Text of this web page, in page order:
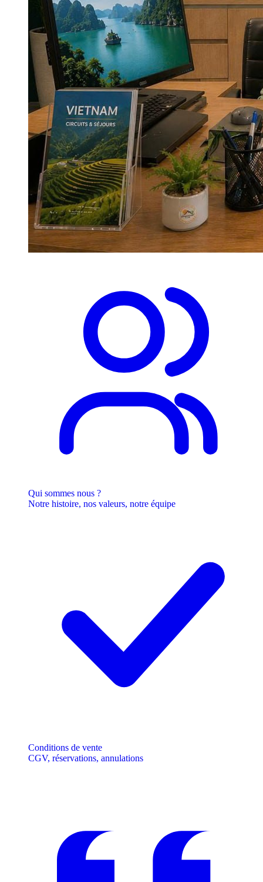
Qui sommes nous ?
Notre histoire, nos valeurs, notre équipe
Conditions de vente
CGV, réservations, annulations